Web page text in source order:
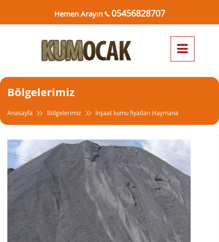
Hemen Arayın 05456828707
Bölgelerimiz
Anasayfa Bölgelerimiz İnşaat kumu fiyatları Haymana